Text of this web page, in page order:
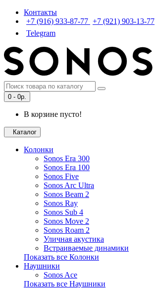
Контакты
+7 (916) 933-87-77 +7 (921) 903-13-77
Telegram
0 - 0p.
В корзине пусто!
Каталог
Колонки
Sonos Era 300
Sonos Era 100
Sonos Five
Sonos Arc Ultra
Sonos Beam 2
Sonos Ray
Sonos Sub 4
Sonos Move 2
Sonos Roam 2
Уличная акустика
Встраиваемые динамики
Показать все Колонки
Наушники
Sonos Ace
Показать все Наушники